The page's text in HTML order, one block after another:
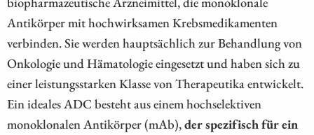
Antikörper mit hochwirksamen Krebsmedikamenten
verbinden. Sie werden hauptsächlich zur Behandlung von
Onkologie und Hämatologie eingesetzt und haben sich zu
einer leistungsstarken Klasse von Therapeutika entwickelt.
Ein ideales ADC besteht aus einem hochselektiven
monoklonalen Antikörper (mAb),der spezifisch für ein